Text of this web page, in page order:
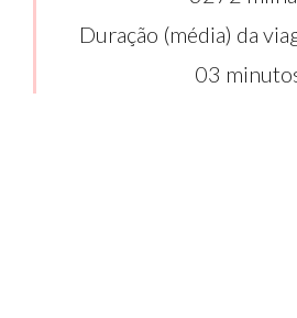
Duração (média) da
03